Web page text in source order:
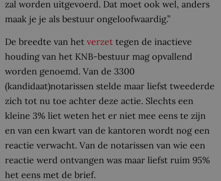
zal worden uitgevoerd. Dat moet ook wel, anders
maak je je als bestuur ongeloofwaardig.”
De breedte van het verzet tegen de inactieve
houding van het KNB-bestuur mag opvallend
worden genoemd. Van de 3300
(kandidaat)notarissen stelde maar liefst tweederde
zich tot nu toe achter deze actie. Slechts een
kleine 3% liet weten het er niet mee eens te zijn
en van een kwart van de kantoren wordt nog een
reactie verwacht. Van de notarissen van wie een
reactie werd ontvangen was maar liefst ruim 95%
het eens met de brief.